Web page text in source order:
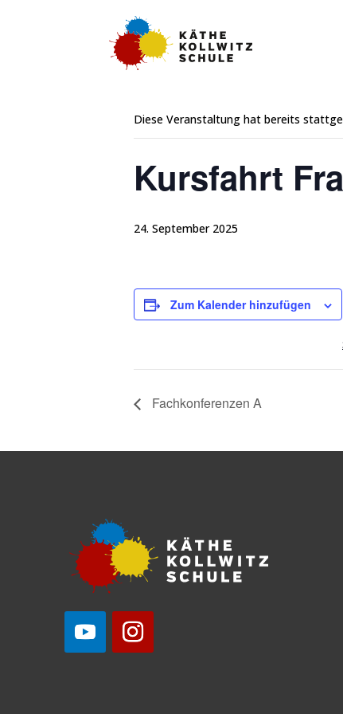
« Alle Veranstaltungen
Diese Veranstaltung hat bereits
Kursfahrt
24. September 2025
Zum Kalender hinzufügen
Fachkonferenzen A